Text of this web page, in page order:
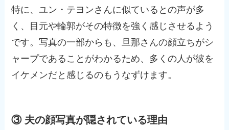
特に、ユン・テヨンさんに似ているとの声が多
く、目元や輪郭がその特徴を強く感じさせるよう
です。写真の一部からも、旦那さんの顔立ちがシ
ャープであることがわかるため、多くの人が彼を
イケメンだと感じるのもうなずけます。
③ 夫の顔写真が隠されている理由